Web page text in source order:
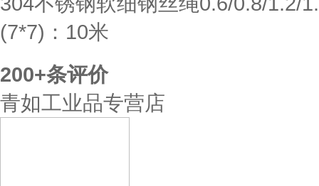
(7*7)：10米
200+条评价
青如工业品专营店